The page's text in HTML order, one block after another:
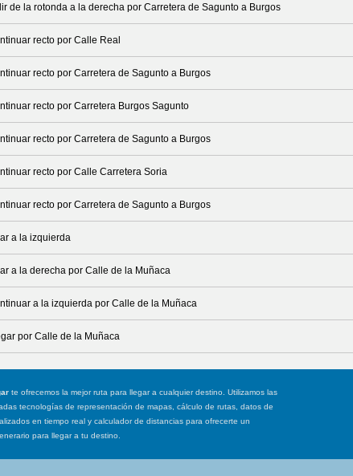
de la rotonda a la derecha por Carretera de Sagunto a Burgos
recto por Calle Real
recto por Carretera de Sagunto a Burgos
recto por Carretera Burgos Sagunto
recto por Carretera de Sagunto a Burgos
recto por Calle Carretera Soria
recto por Carretera de Sagunto a Burgos
a la izquierda
a la derecha por Calle de la Muñaca
a la izquierda por Calle de la Muñaca
por Calle de la Muñaca
te ofrecemos la mejor ruta para llegar a cualquier destino. Utilizamos las
tecnologías de representación de mapas, cálculo de rutas, datos de
en tiempo real y calculador de distancias para ofrecerte un
para llegar a tu destino.